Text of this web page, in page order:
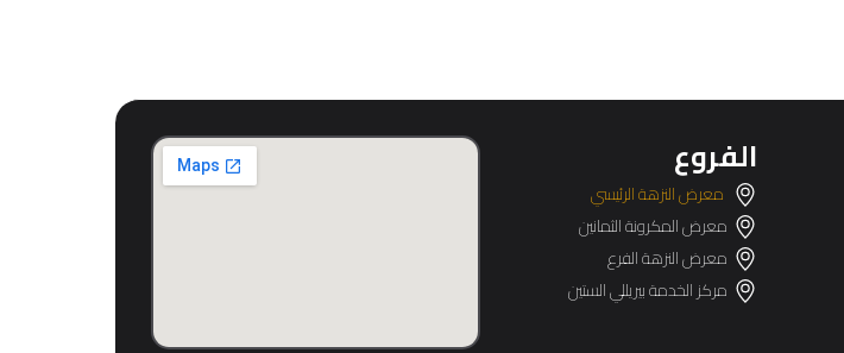
الفروع
معرض النزهة الرئيسي
معرض المكرونة الثمانين
معرض النزهة الفرع
مركز الخدمة بيريللي الستين